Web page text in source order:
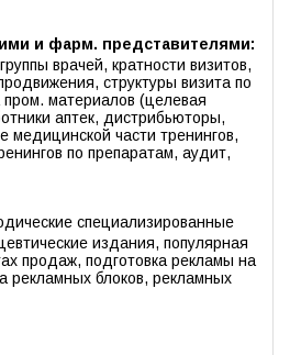
и фарм. представителями:
врачей, кратности визитов,
структуры визита по
пром. материалов (целевая
аптек, дистрибьюторы,
части тренингов,
по препаратам, аудит,
специализированные
издания, популярная
продаж, подготовка рекламы на
рекламных блоков, рекламных